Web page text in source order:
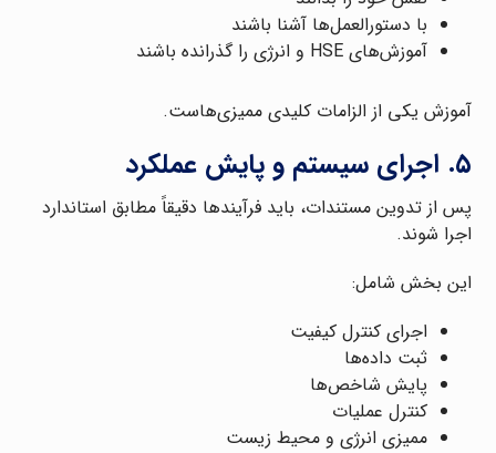
با دستورالعمل‌ها آشنا باشند
آموزش‌های HSE و انرژی را گذرانده باشند
آموزش یکی از الزامات کلیدی ممیزی‌هاست.
۵. اجرای سیستم و پایش عملکرد
پس از تدوین مستندات، باید فرآیندها دقیقاً مطابق استاندارد
اجرا شوند.
این بخش شامل:
اجرای کنترل کیفیت
ثبت داده‌ها
پایش شاخص‌ها
کنترل عملیات
ممیزی انرژی و محیط زیست